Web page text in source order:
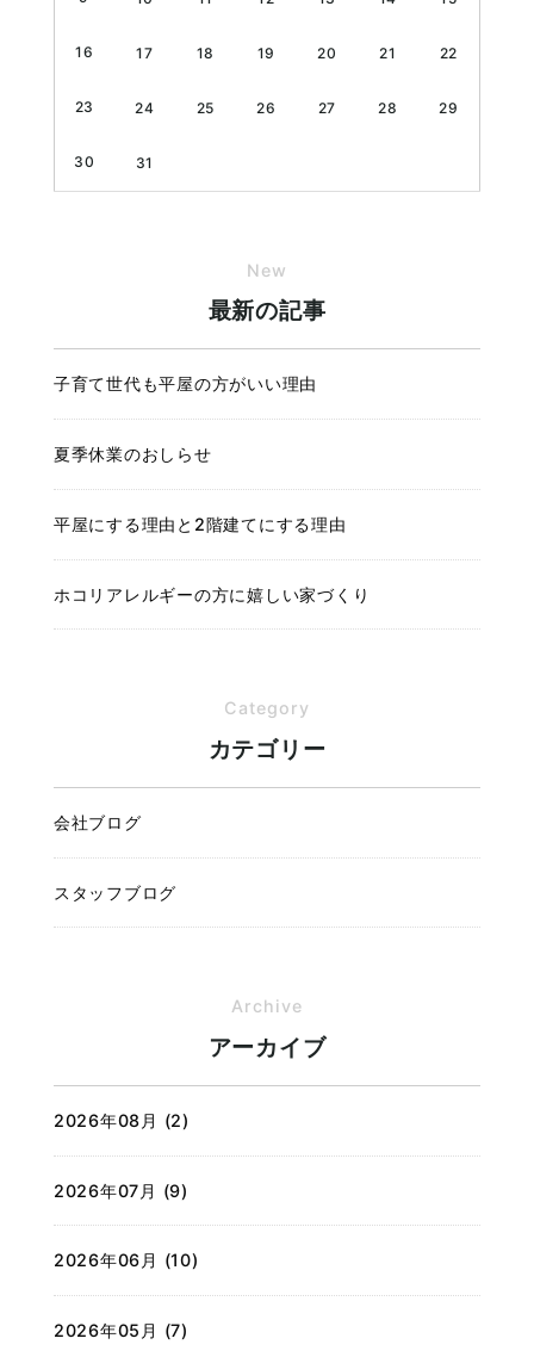
16 17 18 19 20 21 22
23 24 25 26 27 28 29
30 31
New
最新の記事
子育て世代も平屋の方がいい理由
夏季休業のおしらせ
平屋にする理由と2階建てにする理由
ホコリアレルギーの方に嬉しい家づくり
Category
カテゴリー
会社ブログ
スタッフブログ
Archive
アーカイブ
2026年08月 (2)
2026年07月 (9)
2026年06月 (10)
2026年05月 (7)